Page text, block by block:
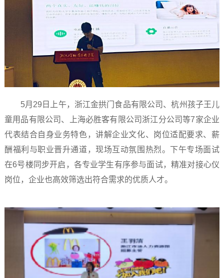
5月29日上午，浙江金拱门食品有限公司、杭州孩子王儿
童用品有限公司、上海必胜客有限公司浙江分公司等7家企业
代表结合自身业务特色，讲解企业文化、岗位适配要求、薪
酬福利与职业晋升通道，现场互动氛围热烈。下午专场面试
在6号楼同步开启，各专业学生有序参与面试，精准对接心仪
岗位，企业也高效筛选出符合需求的优质人才。